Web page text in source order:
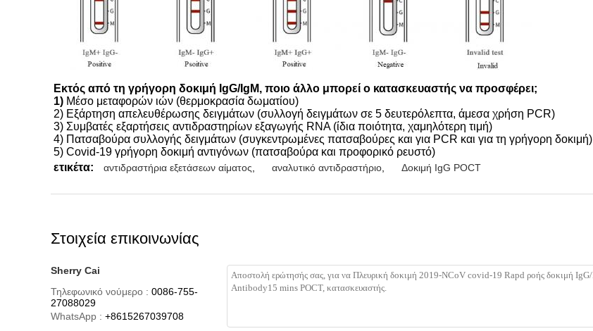
Εκτός από τη γρήγορη δοκιμή IgG/IgM, ποιο άλλο μπορεί ο κατασκευαστής να προσφέρει;
1) Μέσο μεταφορών ιών (θερμοκρασία δωματίου)
2) Εξάρτηση απελευθέρωσης δειγμάτων (συλλογή δειγμάτων σε 5 δευτερόλεπτα, άμεσα χρήση PCR)
3) Συμβατές εξαρτήσεις αντιδραστηρίων εξαγωγής RNA (ίδια ποιότητα, χαμηλότερη τιμή)
4) Πατσαβούρα συλλογής δειγμάτων (συγκεντρωμένες πατσαβούρες και για PCR και για τη γρήγορη δοκιμή)
5) Covid-19 γρήγορη δοκιμή αντιγόνων (πατσαβούρα και προφορικό ρευστό)
ετικέτα:
αντιδραστήρια εξετάσεων αίματος αναλυτικό αντιδραστήριο Δοκιμή IgG POCT
Στοιχεία επικοινωνίας
Sherry Cai
Τηλεφωνικό νούμερο : 0086-755-
27088029
WhatsApp : +8615267039708